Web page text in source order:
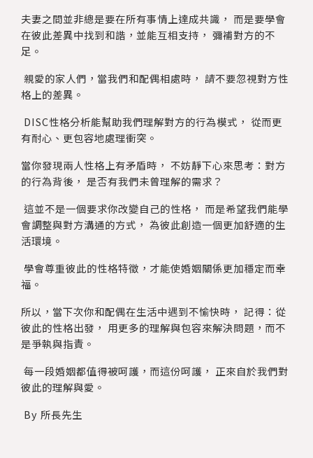
夫妻之間並非總是要在所有事情上達成共識， 而是要學會
在彼此差異中找到和諧，並能互相支持， 彌補對方的不
足。
親愛的家人們，當我們和配偶相處時， 請不要忽視對方性
格上的差異。
DISC性格分析能幫助我們理解對方的行為模式， 從而更
有耐心、更包容地處理衝突。
當你發現兩人性格上有矛盾時， 不妨靜下心來思考：對方
的行為背後， 是否有我們未曾理解的需求？
這並不是一個要求你改變自己的性格， 而是希望我們能學
會調整與對方溝通的方式， 為彼此創造一個更加舒適的生
活環境。
學會尊重彼此的性格特徵，才能使婚姻關係更加穩定而幸
福。
所以，當下次你和配偶在生活中遇到不愉快時， 記得：從
彼此的性格出發， 用更多的理解與包容來解決問題，而不
是爭執與指責。
每一段婚姻都值得被呵護，而這份呵護， 正來自於我們對
彼此的理解與愛。
By 所長先生